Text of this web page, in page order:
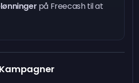
på Freecash til at